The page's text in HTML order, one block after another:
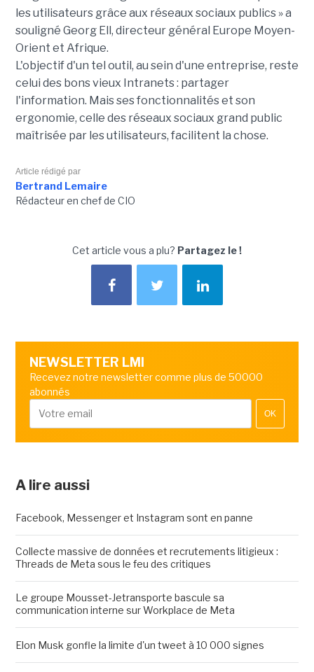
les utilisateurs grâce aux réseaux sociaux publics » a
souligné Georg Ell, directeur général Europe Moyen-
Orient et Afrique.
L'objectif d'un tel outil, au sein d'une entreprise, reste
celui des bons vieux Intranets : partager
l'information. Mais ses fonctionnalités et son
ergonomie, celle des réseaux sociaux grand public
maîtrisée par les utilisateurs, facilitent la chose.
Article rédigé par
Bertrand Lemaire
Rédacteur en chef de CIO
Cet article vous a plu? Partagez le !
NEWSLETTER LMI
Recevez notre newsletter comme plus de 50000
abonnés
OK
A lire aussi
Facebook, Messenger et Instagram sont en panne
Collecte massive de données et recrutements litigieux :
Threads de Meta sous le feu des critiques
Le groupe Mousset-Jetransporte bascule sa
communication interne sur Workplace de Meta
Elon Musk gonfle la limite d'un tweet à 10 000 signes